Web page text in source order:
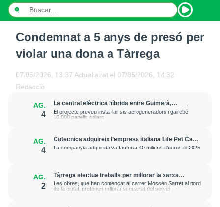
INICI
PROGRAMES
CONTACTE
Condemnat a 5 anys de presó per
violar una dona a Tàrrega
07/05/2026, 13:37 Actualiazat el 07/05/2026, 14:32
Redacció
AG.
4
La central elèctrica híbrida entre Guimerà,
Ciutadilla i Passanant i Belltall obté la declaració
ambiental favorable
El projecte preveu instal·lar sis aerogeneradors i gairebé
16.000 panells solars
AG.
4
Cotecnica adquireix l’empresa italiana Life Pet Care
i “reforça la seva expansió europea” en alimentació
animal
La companyia adquirida va facturar 40 milions d’euros el 2025
AG.
2
Tàrrega efectua treballs per millorar la xarxa
elèctrica i reforçar el subministrament
Les obres, que han començat al carrer Mossèn Sarret al nord
de la ciutat, pretenen millorar la qualitat del servei